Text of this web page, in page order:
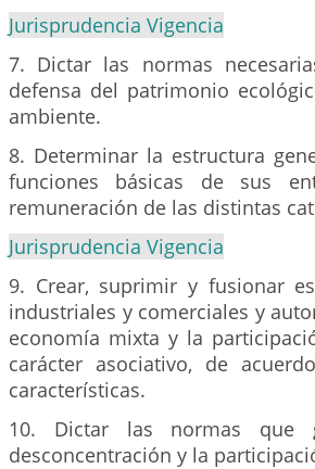
Jurisprudencia Vigencia
7. Dictar las normas
defensa del patrimonio
ambiente.
8. Determinar la estructura
funciones básicas de sus
remuneración de las distintas
Jurisprudencia Vigencia
9. Crear, suprimir y fusionar
industriales y comerciales y
economía mixta y la
carácter asociativo, de
características.
10. Dictar las normas que
desconcentración y la